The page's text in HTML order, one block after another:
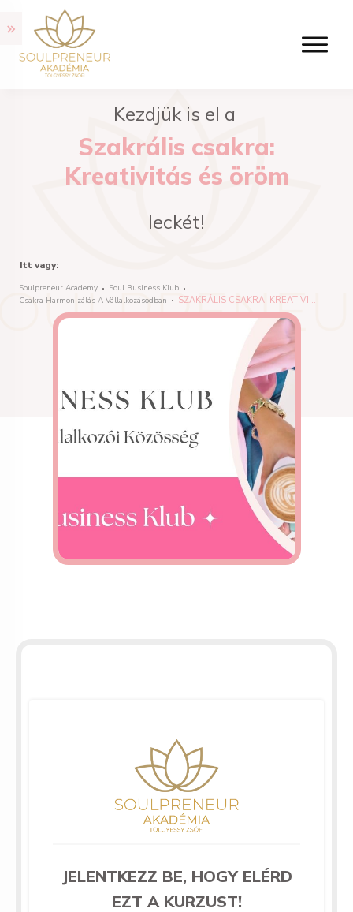
Kezdjük is el a
Szakrális csakra:
Kreativitás és öröm
leckét!
Itt vagy:
Soulpreneur Academy
Soul Business Klub
Csakra Harmonizálás A Vállalkozásodban
SZAKRÁLIS CSAKRA: KREATIVITÁS ÉS ÖRÖM
JELENTKEZZ BE, HOGY ELÉRD
EZT A KURZUST!